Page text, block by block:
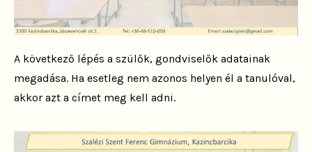
A következő lépés a szülők, gondviselők adatainak
megadása. Ha esetleg nem azonos helyen él a tanulóval,
akkor azt a címet meg kell adni.